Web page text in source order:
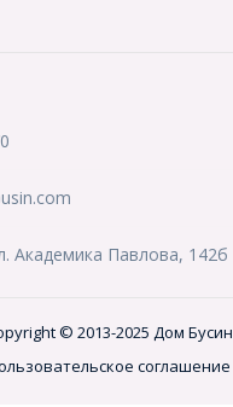
Академика Павлова, 142б
© 2013-2025 Дом Бусин
соглашение